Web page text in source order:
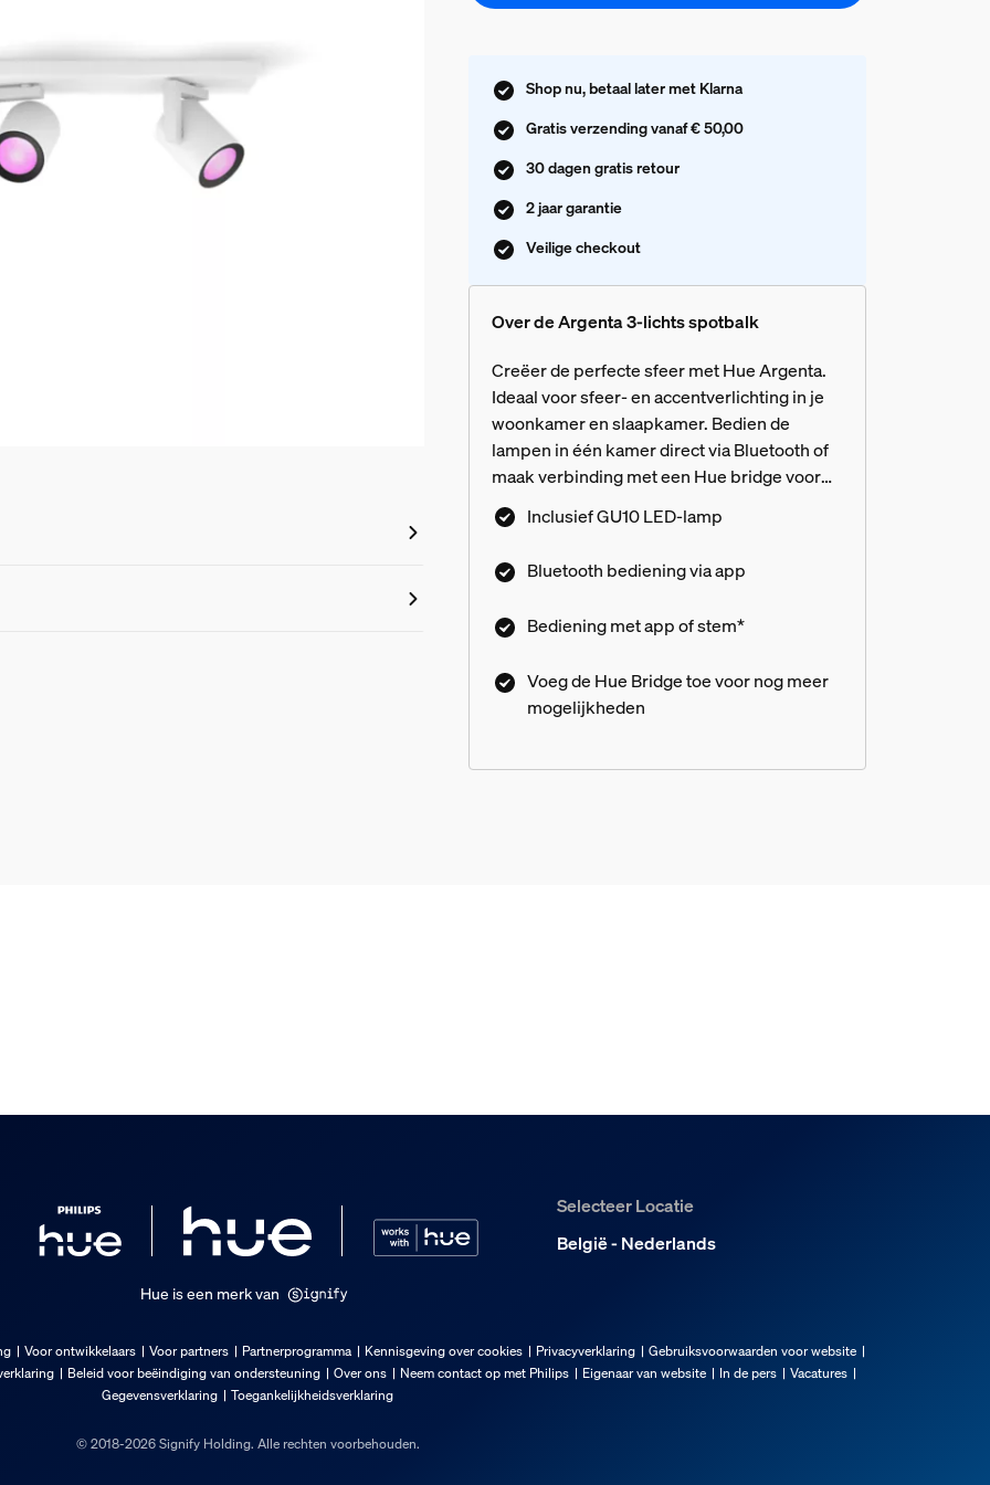
Shop nu, betaal later met Klarna
Gratis verzending vanaf € 50,00
30 dagen gratis retour
2 jaar garantie
Veilige checkout
Over de Argenta 3-lichts spotbalk
Creëer de perfecte sfeer met Hue Argenta.
Ideaal voor sfeer- en accentverlichting in je
woonkamer en slaapkamer. Bedien de
lampen in één kamer direct via Bluetooth of
maak verbinding met een Hue bridge voor
toegang tot alle slimme verlichtingsfuncties.
Inclusief GU10 LED-lamp
Bluetooth bediening via app
Bediening met app of stem*
Voeg de Hue Bridge toe voor nog meer
mogelijkheden
Selecteer Locatie
België - Nederlands
Hue is een merk van
Voor ontwikkelaars Voor partners Partnerprogramma Kennisgeving over cookies Privacyverklaring
Gebruiksvoorwaarden voor website
Beleid voor beëindiging van ondersteuning Over ons Neem contact op met Philips Eigenaar van website In de pers
Vacatures
Gegevensverklaring
Toegankelijkheidsverklaring
© 2018-2026 Signify Holding. Alle rechten voorbehouden.